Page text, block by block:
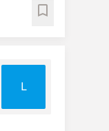
bookmark
L